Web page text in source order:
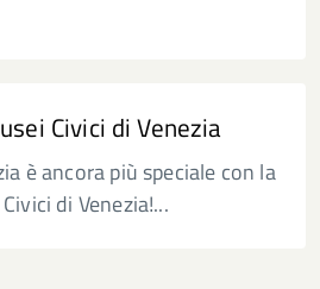
Civici di Venezia
è ancora più speciale con la
di Venezia!...